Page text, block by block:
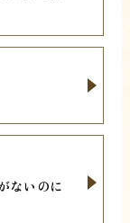
ないのに